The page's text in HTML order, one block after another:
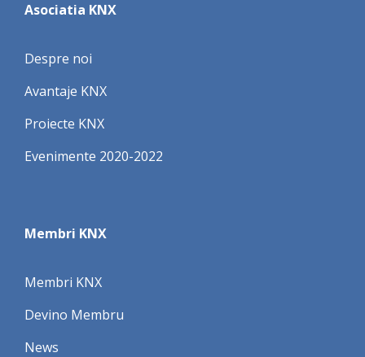
Asociatia KNX
Despre noi
Avantaje KNX
Proiecte KNX
Evenimente 2020-2022
Membri KNX
Membri KNX
Devino Membru
News